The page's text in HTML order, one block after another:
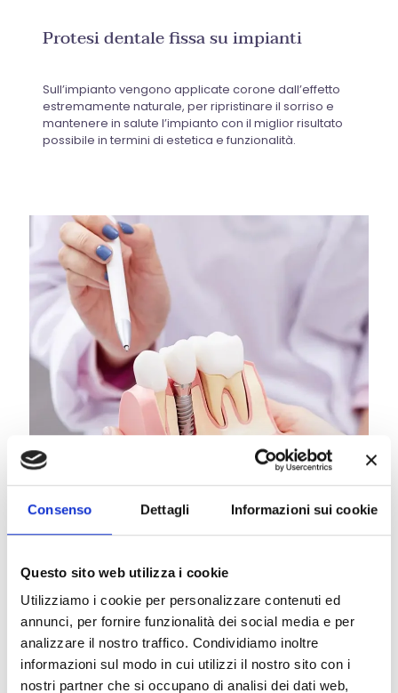
Consenso Dettagli Informazioni sui cookie
Questo sito web utilizza i cookie
Utilizziamo i cookie per personalizzare contenuti ed
annunci, per fornire funzionalità dei social media e per
analizzare il nostro traffico. Condividiamo inoltre
informazioni sul modo in cui utilizzi il nostro sito con i
nostri partner che si occupano di analisi dei dati web,
Protesi dentale fissa su impianti
Sull’impianto vengono applicate corone dall’effetto
estremamente naturale, per ripristinare il sorriso e
mantenere in salute l’impianto con il miglior risultato
possibile in termini di estetica e funzionalità.